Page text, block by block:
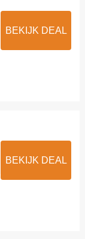
BEKIJK DEAL
BEKIJK DEAL